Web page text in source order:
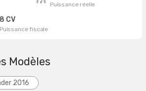
Puissance réelle
8 CV
Puissance fiscale
Modèles
2016